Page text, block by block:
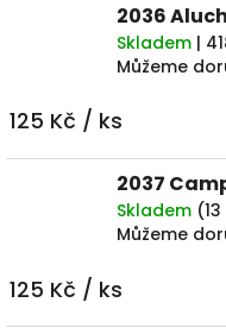
2036
Skladem |
Můžeme
125 Kč / ks
2037
Skladem (
Můžeme
125 Kč / ks